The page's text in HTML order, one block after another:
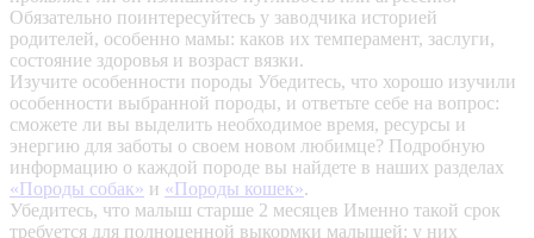
Обязательно поинтересуйтесь у заводчика историей
родителей, особенно мамы: каков их темперамент, заслуги,
состояние здоровья и возраст вязки.
Изучите особенности породы Убедитесь, что хорошо изучили
особенности выбранной породы, и ответьте себе на вопрос:
сможете ли вы выделить необходимое время, ресурсы и
энергию для заботы о своем новом любимце? Подробную
информацию о каждой породе вы найдете в наших разделах
«Породы собак» и «Породы кошек».
Убедитесь, что малыш старше 2 месяцев Именно такой срок
требуется для полноценной выкормки малышей: у них